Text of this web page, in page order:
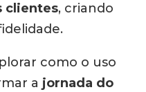
clientes, criando
como o uso
a jornada do